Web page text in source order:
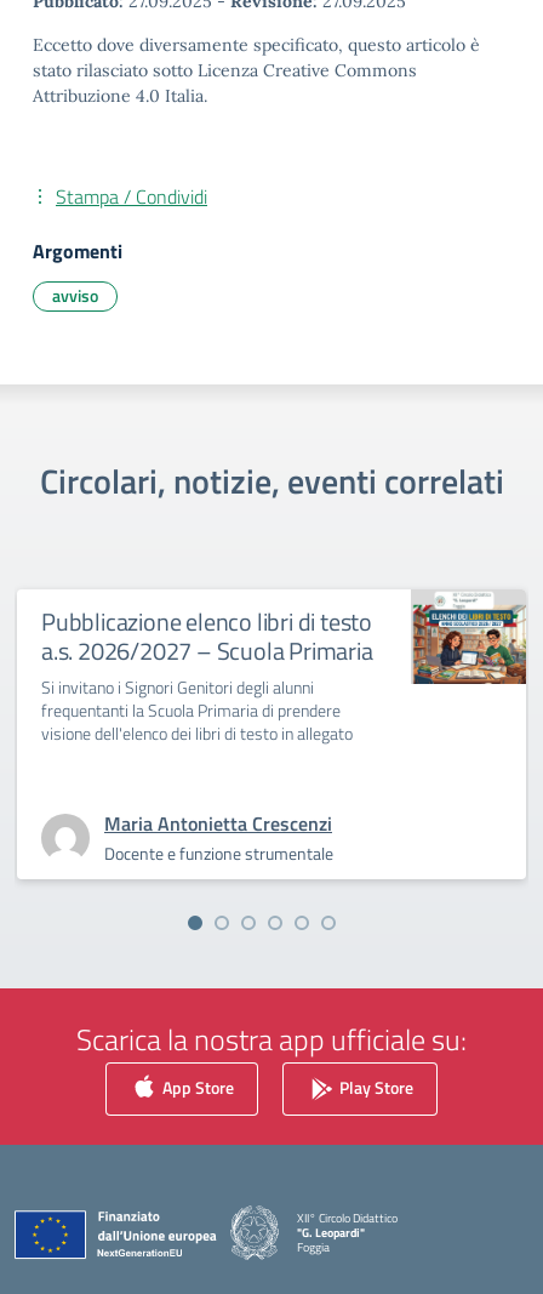
Eccetto dove diversamente specificato, questo articolo è
stato rilasciato sotto Licenza Creative Commons
Attribuzione 4.0 Italia.
Stampa / Condividi
Argomenti
avviso
Circolari, notizie, eventi correlati
Pubblicazione elenco libri di testo
a.s. 2026/2027 – Scuola Primaria
Si invitano i Signori Genitori degli alunni
frequentanti la Scuola Primaria di prendere
visione dell'elenco dei libri di testo in allegato
Maria Antonietta Crescenzi
Docente e funzione strumentale
Scarica la nostra app ufficiale su:
App Store Play Store
XII° Circolo Didattico
"G. Leopardi"
Foggia
— Visita la pagina iniziale della scuola